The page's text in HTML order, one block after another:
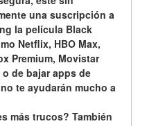
una suscripción a
la película Black
Netflix, HBO Max,
Premium, Movistar
o de bajar apps de
te ayudarán mucho a
más trucos? También